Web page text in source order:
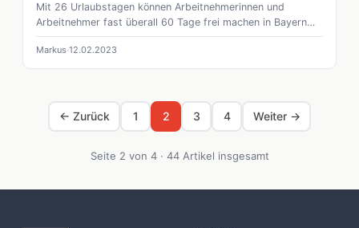
Mit 26 Urlaubstagen können Arbeitnehmerinnen und
Arbeitnehmer fast überall 60 Tage frei machen in Bayern
kann man sogar auf 63 Urlaubstage kommen.
Markus 12.02.2023
← Zurück 1 2 3 4 Weiter →
Seite 2 von 4 · 44 Artikel insgesamt